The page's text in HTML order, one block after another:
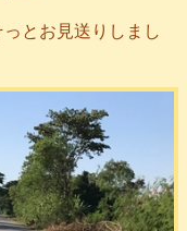
とお見送りしまし